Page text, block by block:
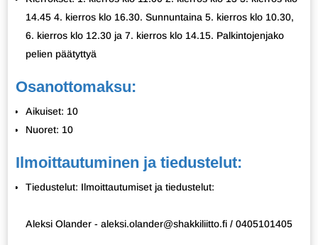
14.45 4. kierros klo 16.30. Sunnuntaina 5. kierros klo 10.30,
6. kierros klo 12.30 ja 7. kierros klo 14.15. Palkintojenjako
pelien päätyttyä
Osanottomaksu:
Aikuiset: 10
Nuoret: 10
Ilmoittautuminen ja tiedustelut:
Tiedustelut: Ilmoittautumiset ja tiedustelut:
Aleksi Olander - aleksi.olander@shakkiliitto.fi / 0405101405